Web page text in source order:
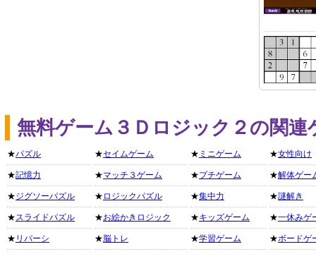
無料ゲーム３Ｄロジック２の関
★パズル
★記憶力
★ジグソーパズル
★スライドパズル
★ リバーシ
★セイムゲーム
★マッチ３ゲーム
★ ロジックパズル
★お絵かきロジック
★脳トレ
★ ミニゲーム
★プチゲーム
★集中力
★キッズゲーム
★学習ゲーム
★女性向け
★解体ゲー
★謎解き
★一休みゲ
★ボードゲ